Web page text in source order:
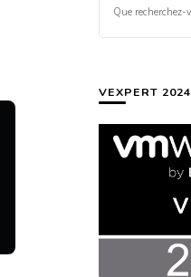
recherchiez
quelque
VEXPERT 2024